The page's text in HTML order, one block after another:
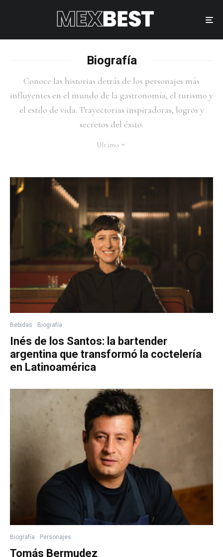
Biografía
Conoce las historias detrás de los personajes más
influyentes en el mundo de la gastronomía, el turismo y
el estilo de vida. Trayectorias inspiradoras, logros y
secretos del éxito.
Último
Bebidas Biografía
Inés de los Santos: la bartender
argentina que transformó la coctelería
en Latinoamérica
Biografía Personajes
Tomás Bermudez